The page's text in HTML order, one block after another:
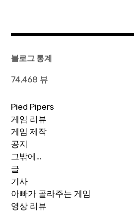
블로그 통계
74,468 뷰
Pied Pipers
게임 리뷰
게임 제작
공지
그밖에…
글
기사
아빠가 골라주는 게임
영상 리뷰